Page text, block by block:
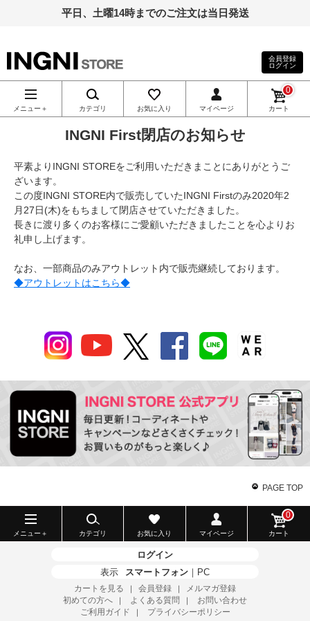
平日、土曜14時までのご注文は当日発送
INGNI（イン
グ）公式通
販｜INGNI
STORE
会員登録
ログイン
メニュー＋ カテゴリ お気に入り マイページ カート
0
INGNI First閉店のお知らせ
平素よりINGNI STOREをご利用いただきまことにありがとうご
ざいます。
この度INGNI STORE内で販売していたINGNI Firstのみ2020年2
月27日(木)をもちまして閉店させていただきました。
長きに渡り多くのお客様にご愛顧いただきましたことを心よりお
礼申し上げます。
なお、一部商品のみアウトレット内で販売継続しております。
◆アウトレットはこちら◆
PAGE TOP
メニュー＋ カテゴリ お気に入り マイページ カート
0
ログイン
表示
スマートフォン ｜ PC
カートを見る ｜ 会員登録 ｜
メルマガ登録
初めての方へ
｜ よくある質問 ｜
お問い合わせ
ご利用ガイド
プライバシーポリシー